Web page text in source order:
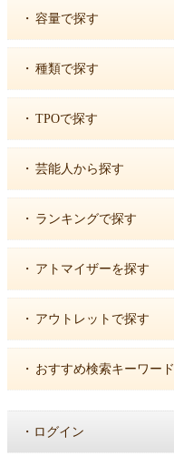
・ 容量で探す
・ 種類で探す
・ TPOで探す
・ 芸能人から探す
・ ランキングで探す
・ アトマイザーを探す
・ アウトレットで探す
・ おすすめ検索キーワード
・ ログイン